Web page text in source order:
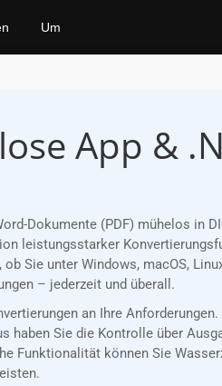
Um
App &
Dokumente (PDF) mühelos in
leistungsstarker
Sie unter Windows, macOS,
– jederzeit und überall.
an Ihre
haben Sie die Kontrolle über
Funktionalität können Sie